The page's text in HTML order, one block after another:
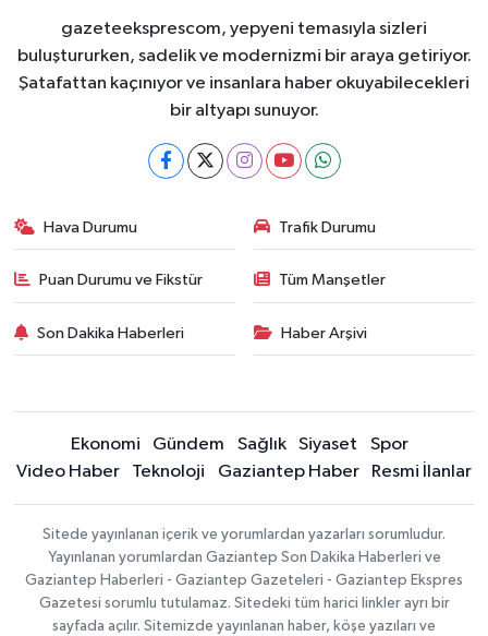
gazeteeksprescom, yepyeni temasıyla sizleri
buluştururken, sadelik ve modernizmi bir araya getiriyor.
Şatafattan kaçınıyor ve insanlara haber okuyabilecekleri
bir altyapı sunuyor.
Hava Durumu Trafik Durumu
Puan Durumu ve Fikstür Tüm Manşetler
Son Dakika Haberleri Haber Arşivi
Ekonomi Gündem Sağlık Siyaset
Spor
Video Haber
Teknoloji Gaziantep Haber Resmi İlanlar
Sitede yayınlanan içerik ve yorumlardan yazarları sorumludur.
Yayınlanan yorumlardan Gaziantep Son Dakika Haberleri ve
Gaziantep Haberleri - Gaziantep Gazeteleri - Gaziantep Ekspres
Gazetesi sorumlu tutulamaz. Sitedeki tüm harici linkler ayrı bir
sayfada açılır. Sitemizde yayınlanan haber, köşe yazıları ve